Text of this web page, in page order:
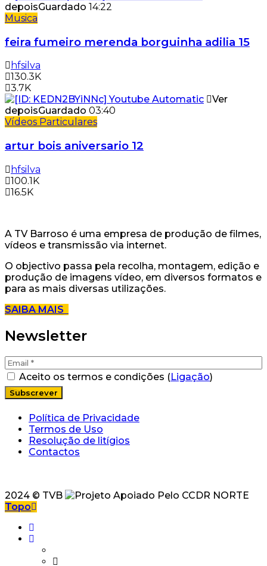
depoisGuardado 14:22
Musica
feira fumeiro merenda borguinha adilia 15
hfsilva
130.3K
3.7K
Ver
depoisGuardado 03:40
Vídeos Particulares
artur bois aniversario 12
hfsilva
100.1K
16.5K
A TV Barroso é uma empresa de produção de filmes,
vídeos e transmissão via internet.
O objectivo passa pela recolha, montagem, edição e
produção de imagens vídeo, em diversos formatos e
para as mais diversas utilizações.
SAIBA MAIS
Newsletter
Aceito os termos e condições (Ligação)
Política de Privacidade
Termos de Uso
Resolução de litígios
Contactos
2024 © TVB
Topo